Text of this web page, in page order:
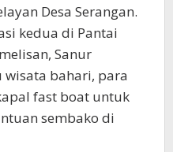
Desa Serangan.
kedua di Pantai
Sanur
bahari, para
fast boat untuk
sembako di